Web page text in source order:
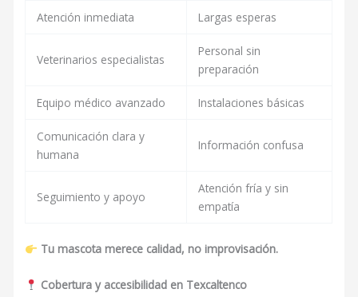
Atención inmediata Largas esperas
Veterinarios especialistas
Personal sin
preparación
Equipo médico avanzado Instalaciones básicas
Comunicación clara y
humana
Información confusa
Seguimiento y apoyo
Atención fría y sin
empatía
Tu mascota merece calidad, no improvisación.
Cobertura y accesibilidad en Texcaltenco